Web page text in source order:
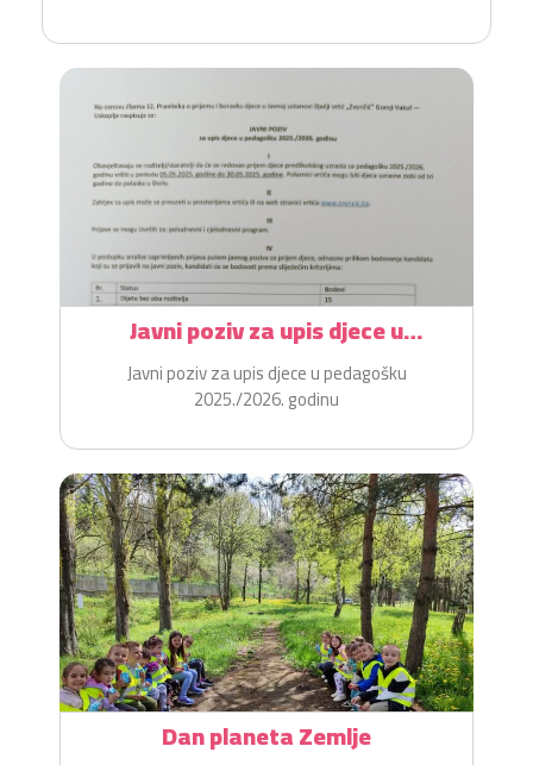
Javni poziv za upis djece u
pedagošku 2025./2026. godinu
Javni poziv za upis djece u pedagošku
2025./2026. godinu
Dan planeta Zemlje